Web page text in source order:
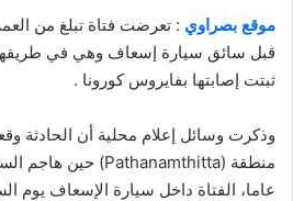
موقع بصراوي
قبل سائق سيارة إسعاف وهي في
ثبتت إصابتها بفايروس كورونا .
وذكرت وسائل إعلام محلية أن الحادثة
عاما، الفتاة داخل سيارة الإسعاف يوم